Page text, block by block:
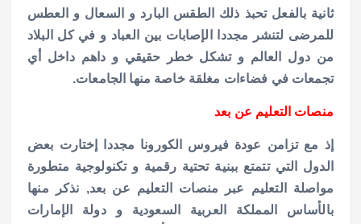
ثانية بالفعل تحبذ ذلك الطقس البارد و السعال و العطس
للمرضى لتنشر مجددا الإصابات بين العباد و في كل البلاد
من دول العالم و تشكل خطر حقيقي و داهم داخل أي
تجمعات في فضاءات مغلقة خاصة منها الجامعات.
منصات التعليم عن بعد
إذ مع تزامن عودة فيروس الكورونا مجددا إختارت بعض
الدول التي تتمتع ببنية تحتية رقمية و تكنولوجية متطورة
مواصلة التعليم عبر منصات التعليم عن بعد, نذكر منها
بالأساس المملكة العربية السعودية و دولة الإمارات